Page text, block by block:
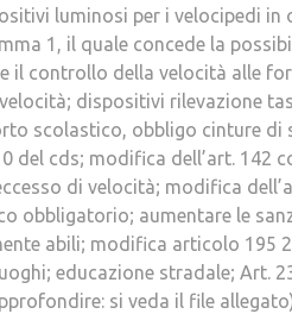
luminosi per i velocipedi
1, il quale concede la
il controllo della velocità alle
dispositivi rilevazione
scolastico, obbligo cinture di
del cds; modifica dell’art. 142
di velocità; modifica
obbligatorio; aumentare le
abili; modifica articolo 195
educazione stradale; Art.
si veda il file